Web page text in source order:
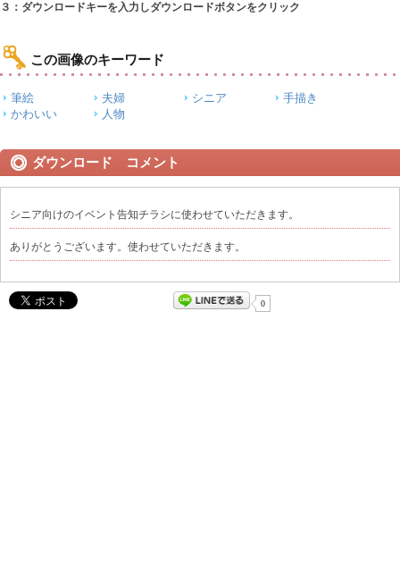
３：ダウンロードキーを入力しダウンロードボタンをクリック
この画像のキーワード
筆絵 夫婦 シニア
手描き
かわいい
人物
ダウンロード コメント
シニア向けのイベント告知チラシに使わせていただきます。
ありがとうございます。使わせていただきます。
0